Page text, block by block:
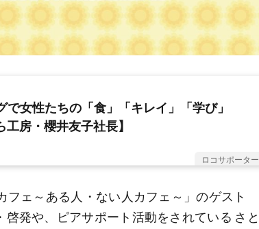
で女性たちの「食」「キレイ」「学び」
房・櫻井友子社長】
ロコサポーター
ェ～ある人・ない人カフェ～」のゲスト
発や、ピアサポート活動をされている さと